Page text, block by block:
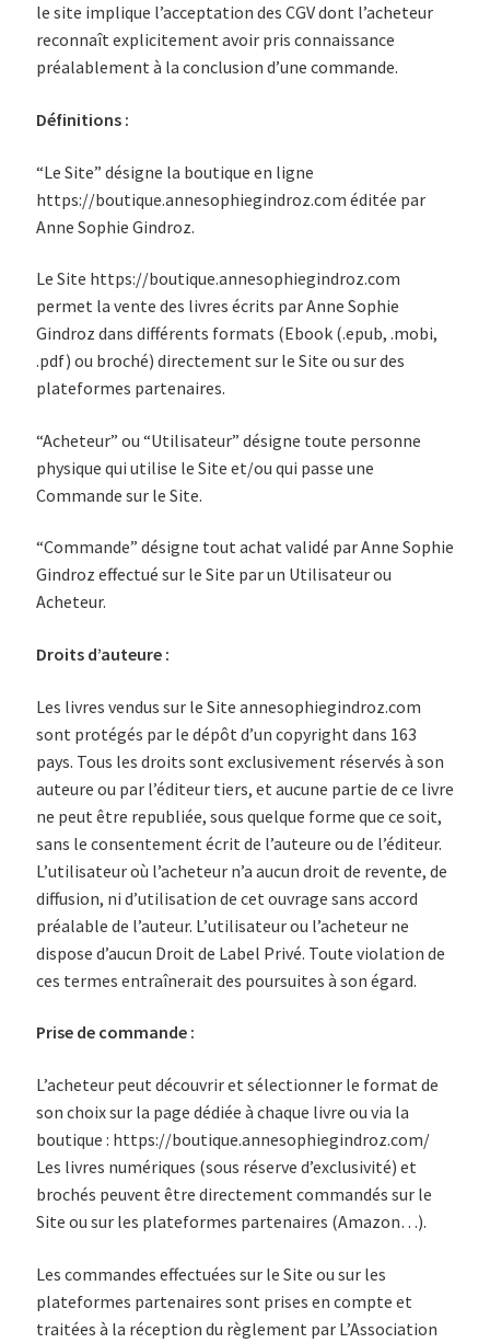
le site implique l’acceptation des CGV dont l’acheteur
reconnaît explicitement avoir pris connaissance
préalablement à la conclusion d’une commande.
Définitions :
“Le Site” désigne la boutique en ligne
https://boutique.annesophiegindroz.com éditée par
Anne Sophie Gindroz.
Le Site https://boutique.annesophiegindroz.com
permet la vente des livres écrits par Anne Sophie
Gindroz dans différents formats (Ebook (.epub, .mobi,
.pdf) ou broché) directement sur le Site ou sur des
plateformes partenaires.
“Acheteur” ou “Utilisateur” désigne toute personne
physique qui utilise le Site et/ou qui passe une
Commande sur le Site.
“Commande” désigne tout achat validé par Anne Sophie
Gindroz effectué sur le Site par un Utilisateur ou
Acheteur.
Droits d’auteure :
Les livres vendus sur le Site annesophiegindroz.com
sont protégés par le dépôt d’un copyright dans 163
pays. Tous les droits sont exclusivement réservés à son
auteure ou par l’éditeur tiers, et aucune partie de ce livre
ne peut être republiée, sous quelque forme que ce soit,
sans le consentement écrit de l’auteure ou de l’éditeur.
L’utilisateur où l’acheteur n’a aucun droit de revente, de
diffusion, ni d’utilisation de cet ouvrage sans accord
préalable de l’auteur. L’utilisateur ou l’acheteur ne
dispose d’aucun Droit de Label Privé. Toute violation de
ces termes entraînerait des poursuites à son égard.
Prise de commande :
L’acheteur peut découvrir et sélectionner le format de
son choix sur la page dédiée à chaque livre ou via la
boutique : https://boutique.annesophiegindroz.com/
Les livres numériques (sous réserve d’exclusivité) et
brochés peuvent être directement commandés sur le
Site ou sur les plateformes partenaires (Amazon…).
Les commandes effectuées sur le Site ou sur les
plateformes partenaires sont prises en compte et
traitées à la réception du règlement par L’Association